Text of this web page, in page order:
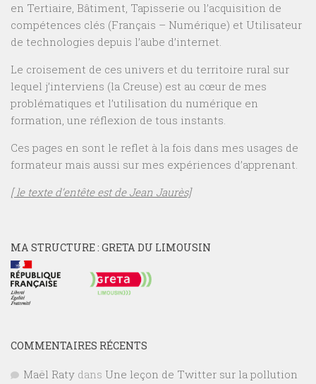
en Tertiaire, Bâtiment, Tapisserie ou l’acquisition de
compétences clés (Français – Numérique) et Utilisateur
de technologies depuis l’aube d’internet.
Le croisement de ces univers et du territoire rural sur
lequel j’interviens (la Creuse) est au cœur de mes
problématiques et l’utilisation du numérique en
formation, une réflexion de tous instants.
Ces pages en sont le reflet à la fois dans mes usages de
formateur mais aussi sur mes expériences d’apprenant.
[ le texte d’entête est de Jean Jaurès]
MA STRUCTURE : GRETA DU LIMOUSIN
COMMENTAIRES RÉCENTS
Maël Raty dans Une leçon de Twitter sur la pollution